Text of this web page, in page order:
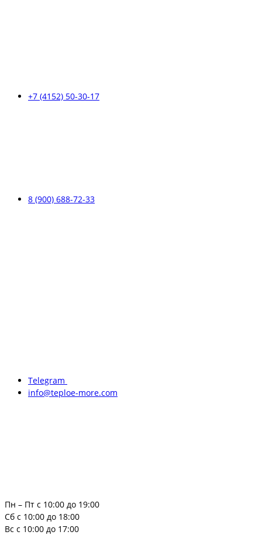
+7 (4152) 50-30-17
8 (900) 688-72-33
Telegram
info@teploe-more.com
Пн – Пт с 10:00 до 19:00
Сб с 10:00 до 18:00
Вс с 10:00 до 17:00